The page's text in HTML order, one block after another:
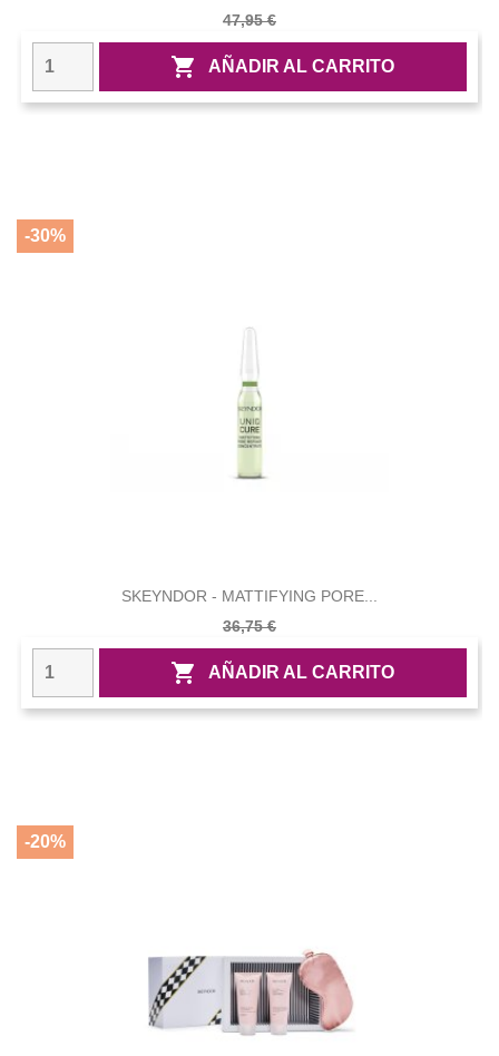
47,95 €
 AÑADIR AL CARRITO
SKEYNDOR - MATTIFYING PORE...
36,75 €
 AÑADIR AL CARRITO
-30%
-20%